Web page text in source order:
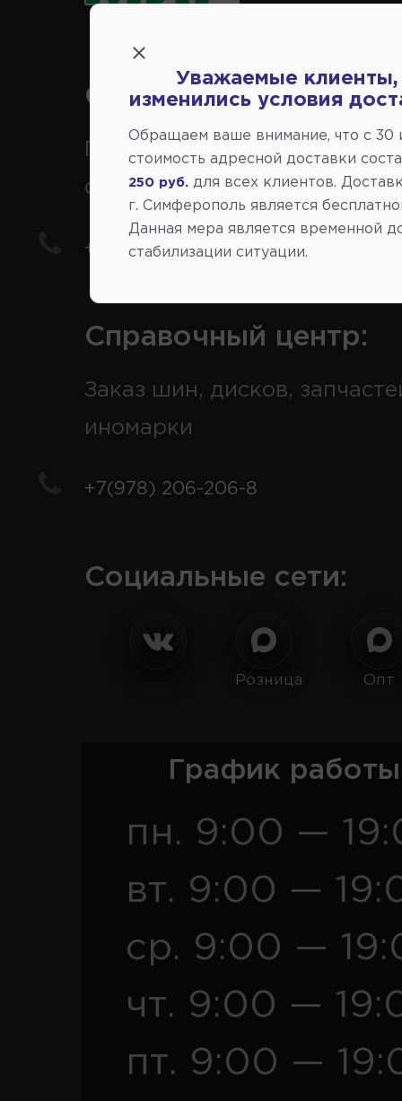
Справочный центр:
Продажа запчастей на
отечественные авто
+7(978) 206-206-5
Справочный центр:
Заказ шин, дисков,
иномарки
+7(978) 206-206-8
Социальные сети:
Розница Опт
График
пн. 9:00 —
вт. 9:00 —
ср. 9:00 —
чт. 9:00 —
пт. 9:00 —
Уважаемые клиенты,
изменились условия
Обращаем ваше внимание, что c 30
стоимость адресной доставки
250 руб. для всех клиентов.
г. Симферополь является
Данная мера является временной
стабилизации ситуации.